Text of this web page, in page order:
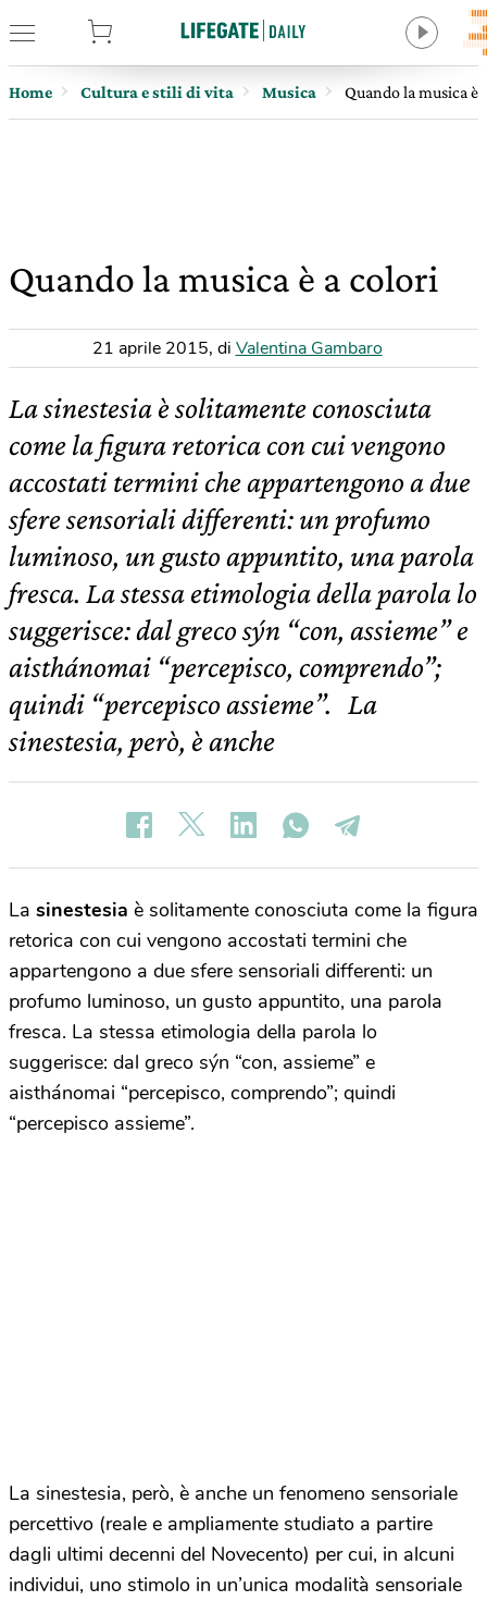
Home Cultura e stili di vita Musica Quando la musica è
Quando la musica è a colori
21 aprile 2015, di Valentina Gambaro
La sinestesia è solitamente conosciuta
come la figura retorica con cui vengono
accostati termini che appartengono a due
sfere sensoriali differenti: un profumo
luminoso, un gusto appuntito, una parola
fresca. La stessa etimologia della parola lo
suggerisce: dal greco sýn “con, assieme” e
aisthánomai “percepisco, comprendo”;
quindi “percepisco assieme”. La
sinestesia, però, è anche
La sinestesia è solitamente conosciuta come la figura
retorica con cui vengono accostati termini che
appartengono a due sfere sensoriali differenti: un
profumo luminoso, un gusto appuntito, una parola
fresca. La stessa etimologia della parola lo
suggerisce: dal greco sýn “con, assieme” e
aisthánomai “percepisco, comprendo”; quindi
“percepisco assieme”.
La sinestesia, però, è anche un fenomeno sensoriale
percettivo (reale e ampliamente studiato a partire
dagli ultimi decenni del Novecento) per cui, in alcuni
individui, uno stimolo in un’unica modalità sensoriale